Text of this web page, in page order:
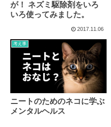
が！ ネズミ駆除剤をいろ
いろ使ってみました。
2017.11.06
考え事
ニートのためのネコに学ぶ
メンタルヘルス